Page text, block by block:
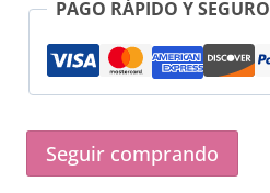
PAGO RÁPIDO Y SEGURO
Seguir comprando